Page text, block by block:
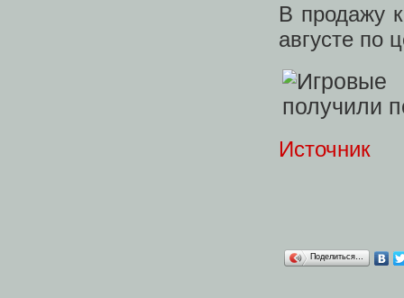
В продажу
августе по
Источник
Поделиться…